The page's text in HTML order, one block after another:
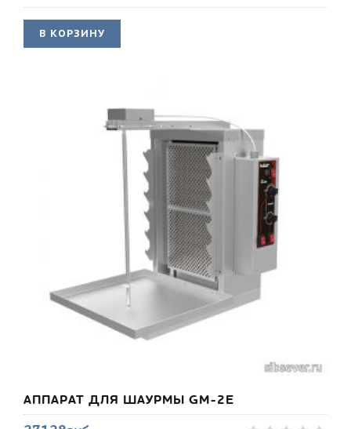
В КОРЗИНУ
АППАРАТ ДЛЯ ШАУРМЫ GM-2E